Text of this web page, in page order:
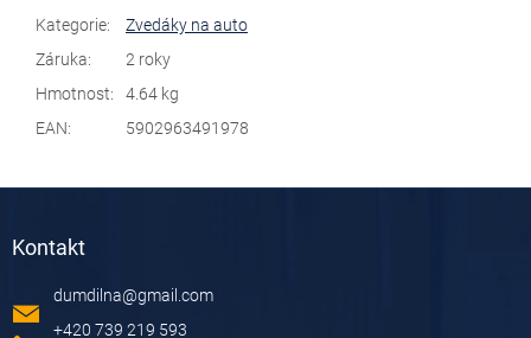
Kategorie:
Zvedáky na auto
Záruka:
2 roky
Hmotnost:
4.64 kg
EAN: 5902963491978
Kontakt
dumdilna@gmail.com
+420 739 219 593